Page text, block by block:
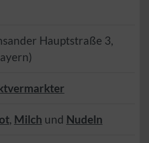
Hauptstraße 3,
)
, Milch und Nudeln